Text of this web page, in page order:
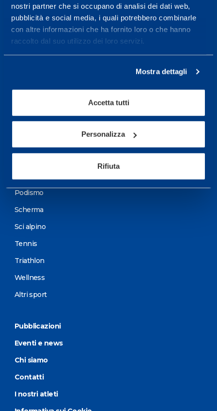
nostri partner che si occupano di analisi dei dati web,
pubblicità e social media, i quali potrebbero combinarle
con altre informazioni che ha fornito loro o che hanno
raccolto dal suo utilizzo dei loro servizi.
Mostra dettagli
Accetta tutti
Personalizza
Rifiuta
Servizi
Servizi Medici
Test di valutazione
Podismo
Scherma
Sci alpino
Tennis
Triathlon
Wellness
Altri sport
Pubblicazioni
Eventi e news
Chi siamo
Contatti
I nostri atleti